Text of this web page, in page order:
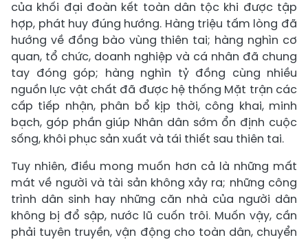
của khối đại đoàn kết toàn dân tộc khi được tập
hợp, phát huy đúng hướng. Hàng triệu tấm lòng đã
hướng về đồng bào vùng thiên tai; hàng nghìn cơ
quan, tổ chức, doanh nghiệp và cá nhân đã chung
tay đóng góp; hàng nghìn tỷ đồng cùng nhiều
nguồn lực vật chất đã được hệ thống Mặt trận các
cấp tiếp nhận, phân bổ kịp thời, công khai, minh
bạch, góp phần giúp Nhân dân sớm ổn định cuộc
sống, khôi phục sản xuất và tái thiết sau thiên tai.
Tuy nhiên, điều mong muốn hơn cả là những mất
mát về người và tài sản không xảy ra; những công
trình dân sinh hay những căn nhà của người dân
không bị đổ sập, nước lũ cuốn trôi. Muốn vậy, cần
phải tuyên truyền, vận động cho toàn dân, chuyển